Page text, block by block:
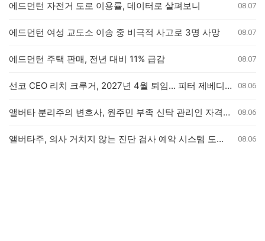
에드먼턴 자전거 도로 이용률, 데이터로 살펴보니 08.07
에드먼턴 여성 교도소 이송 중 비극적 사고로 3명 사망 08.07
에드먼턴 주택 판매, 전년 대비 11% 급감 08.07
선코 CEO 리치 크루거, 2027년 4월 퇴임... 피터 제베디 후임 08.06
앨버타 분리주의 변호사, 원주민 부족 신탁 관리인 자격 박탈 결정에 항소 08.06
앨버타주, 의사 거치지 않는 진단 검사 예약 시스템 도입… 일부 클리닉은 관망세 08.06